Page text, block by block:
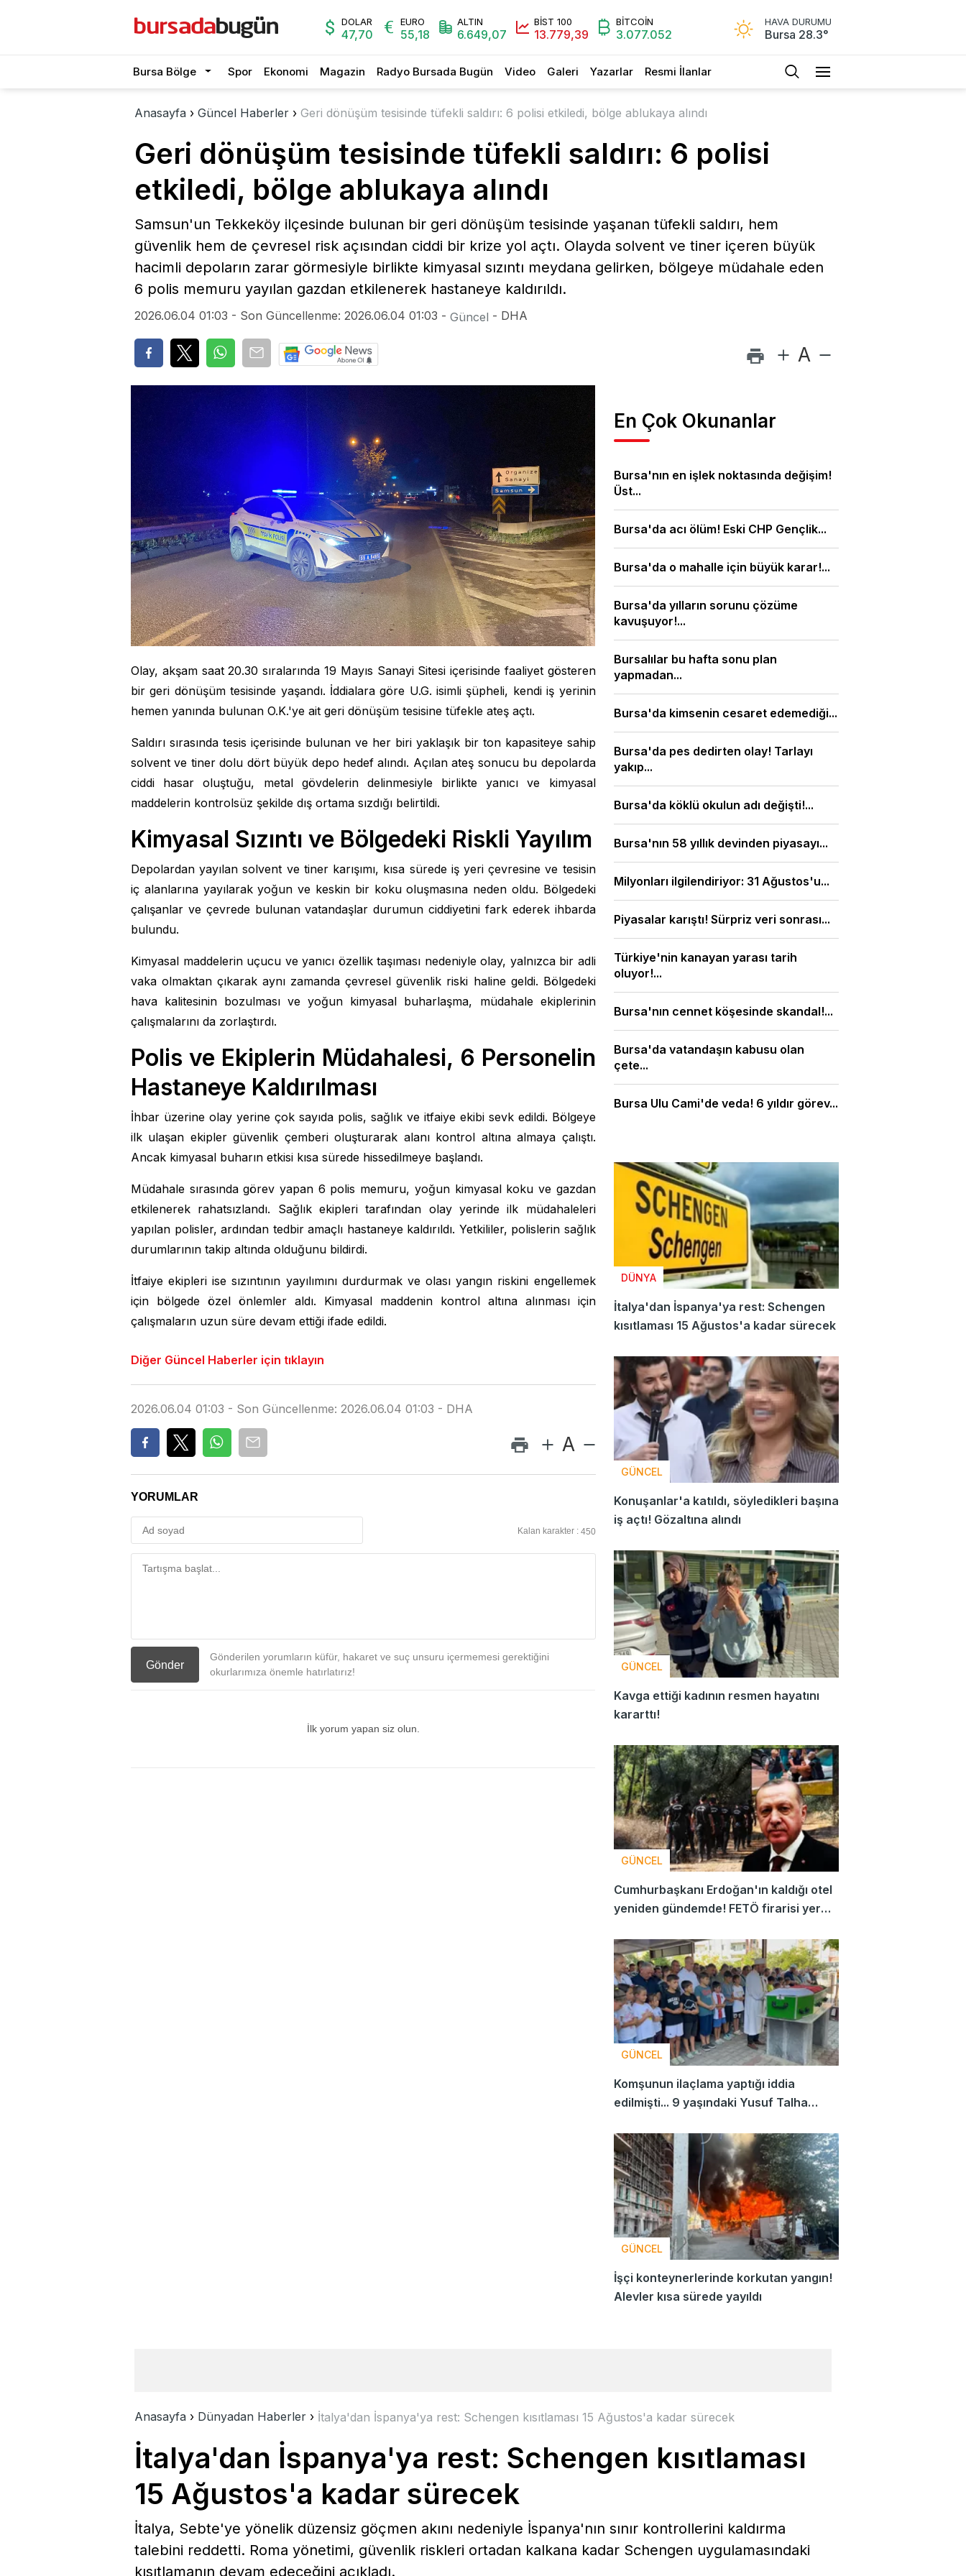
DOLAR
47,70
EURO
55,18
ALTIN
6.649,07
BİST 100
13.779,39
BİTCOİN
3.077.052
HAVA DURUMU
Bursa 28.3°
Bursa Bölge Spor Ekonomi Magazin Radyo Bursada Bugün Video Galeri Yazarlar Resmi İlanlar
Anasayfa › Güncel Haberler › Geri dönüşüm tesisinde tüfekli saldırı: 6 polisi etkiledi, bölge ablukaya alındı
Geri dönüşüm tesisinde tüfekli saldırı: 6 polisi
etkiledi, bölge ablukaya alındı
Samsun'un Tekkeköy ilçesinde bulunan bir geri dönüşüm tesisinde yaşanan tüfekli saldırı, hem
güvenlik hem de çevresel risk açısından ciddi bir krize yol açtı. Olayda solvent ve tiner içeren büyük
hacimli depoların zarar görmesiyle birlikte kimyasal sızıntı meydana gelirken, bölgeye müdahale eden
6 polis memuru yayılan gazdan etkilenerek hastaneye kaldırıldı.
2026.06.04 01:03 - Son Güncellenme: 2026.06.04 01:03 - Güncel - DHA
A
Olay, akşam saat 20.30 sıralarında 19 Mayıs Sanayi Sitesi içerisinde faaliyet gösteren
bir geri dönüşüm tesisinde yaşandı. İddialara göre U.G. isimli şüpheli, kendi iş yerinin
hemen yanında bulunan O.K.'ye ait geri dönüşüm tesisine tüfekle ateş açtı.
Saldırı sırasında tesis içerisinde bulunan ve her biri yaklaşık bir ton kapasiteye sahip
solvent ve tiner dolu dört büyük depo hedef alındı. Açılan ateş sonucu bu depolarda
ciddi hasar oluştuğu, metal gövdelerin delinmesiyle birlikte yanıcı ve kimyasal
maddelerin kontrolsüz şekilde dış ortama sızdığı belirtildi.
Kimyasal Sızıntı ve Bölgedeki Riskli Yayılım
Depolardan yayılan solvent ve tiner karışımı, kısa sürede iş yeri çevresine ve tesisin
iç alanlarına yayılarak yoğun ve keskin bir koku oluşmasına neden oldu. Bölgedeki
çalışanlar ve çevrede bulunan vatandaşlar durumun ciddiyetini fark ederek ihbarda
bulundu.
Kimyasal maddelerin uçucu ve yanıcı özellik taşıması nedeniyle olay, yalnızca bir adli
vaka olmaktan çıkarak aynı zamanda çevresel güvenlik riski haline geldi. Bölgedeki
hava kalitesinin bozulması ve yoğun kimyasal buharlaşma, müdahale ekiplerinin
çalışmalarını da zorlaştırdı.
Polis ve Ekiplerin Müdahalesi, 6 Personelin
Hastaneye Kaldırılması
İhbar üzerine olay yerine çok sayıda polis, sağlık ve itfaiye ekibi sevk edildi. Bölgeye
ilk ulaşan ekipler güvenlik çemberi oluşturarak alanı kontrol altına almaya çalıştı.
Ancak kimyasal buharın etkisi kısa sürede hissedilmeye başlandı.
Müdahale sırasında görev yapan 6 polis memuru, yoğun kimyasal koku ve gazdan
etkilenerek rahatsızlandı. Sağlık ekipleri tarafından olay yerinde ilk müdahaleleri
yapılan polisler, ardından tedbir amaçlı hastaneye kaldırıldı. Yetkililer, polislerin sağlık
durumlarının takip altında olduğunu bildirdi.
İtfaiye ekipleri ise sızıntının yayılımını durdurmak ve olası yangın riskini engellemek
için bölgede özel önlemler aldı. Kimyasal maddenin kontrol altına alınması için
çalışmaların uzun süre devam ettiği ifade edildi.
Diğer Güncel Haberler için tıklayın
2026.06.04 01:03 - Son Güncellenme: 2026.06.04 01:03 - DHA
A
YORUMLAR
Kalan karakter : 450
Gönder
Gönderilen yorumların küfür, hakaret ve suç unsuru içermemesi gerektiğini
okurlarımıza önemle hatırlatırız!
İlk yorum yapan siz olun.
En Çok Okunanlar
Bursa'nın en işlek noktasında değişim!
Üst...
Bursa'da acı ölüm! Eski CHP Gençlik...
Bursa'da o mahalle için büyük karar!...
Bursa'da yılların sorunu çözüme
kavuşuyor!...
Bursalılar bu hafta sonu plan
yapmadan...
Bursa'da kimsenin cesaret edemediği...
Bursa'da pes dedirten olay! Tarlayı
yakıp...
Bursa'da köklü okulun adı değişti!...
Bursa'nın 58 yıllık devinden piyasayı...
Milyonları ilgilendiriyor: 31 Ağustos'u...
Piyasalar karıştı! Sürpriz veri sonrası...
Türkiye'nin kanayan yarası tarih
oluyor!...
Bursa'nın cennet köşesinde skandal!...
Bursa'da vatandaşın kabusu olan
çete...
Bursa Ulu Cami'de veda! 6 yıldır görev...
DÜNYA
İtalya'dan İspanya'ya rest: Schengen
kısıtlaması 15 Ağustos'a kadar sürecek
GÜNCEL
Konuşanlar'a katıldı, söyledikleri başına
iş açtı! Gözaltına alındı
GÜNCEL
Kavga ettiği kadının resmen hayatını
kararttı!
GÜNCEL
Cumhurbaşkanı Erdoğan'ın kaldığı otel
yeniden gündemde! FETÖ firarisi yer
GÜNCEL
Komşunun ilaçlama yaptığı iddia
edilmişti... 9 yaşındaki Yusuf Talha
GÜNCEL
İşçi konteynerlerinde korkutan yangın!
Alevler kısa sürede yayıldı
Anasayfa › Dünyadan Haberler › İtalya'dan İspanya'ya rest: Schengen kısıtlaması 15 Ağustos'a kadar sürecek
İtalya'dan İspanya'ya rest: Schengen kısıtlaması
15 Ağustos'a kadar sürecek
İtalya, Sebte'ye yönelik düzensiz göçmen akını nedeniyle İspanya'nın sınır kontrollerini kaldırma
talebini reddetti. Roma yönetimi, güvenlik riskleri ortadan kalkana kadar Schengen uygulamasındaki
kısıtlamanın devam edeceğini açıkladı.